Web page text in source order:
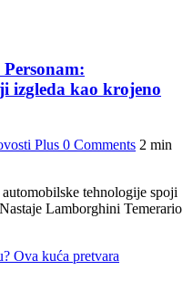
izgleda kao krojeno
Plus 0 Comments 2 min
tehnologije spoji
Lamborghini Temerario